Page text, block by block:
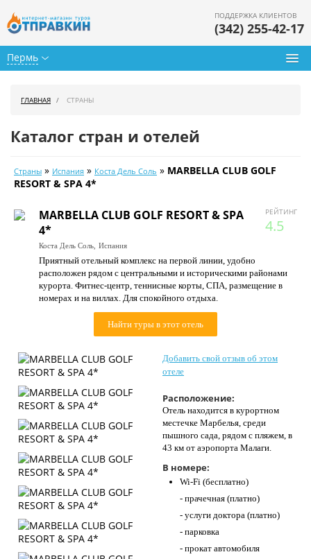
Пермь
ПОДДЕРЖКА КЛИЕНТОВ
(342) 255-42-17
Календарь туров
Цены дня
Страны
Как купить
О нас
ГЛАВНАЯ СТРАНЫ
Каталог стран и отелей
Страны » Испания » Коста Дель Соль » MARBELLA CLUB GOLF
RESORT & SPA 4*
РЕЙТИНГ
4.5
MARBELLA CLUB GOLF RESORT & SPA
4*
Коста Дель Соль, Испания
Приятный отельный комплекс на первой линии, удобно
расположен рядом с центральными и историческими районами
курорта. Фитнес-центр, теннисные корты, СПА, размещение в
номерах и на виллах. Для спокойного отдыха.
Найти туры в этот отель
Добавить свой отзыв об этом
отеле
Расположение:
Отель находится в курортном
местечке Марбелья, среди
пышного сада, рядом с пляжем, в
43 км от аэропорта Малаги.
В номере:
Wi-Fi (бесплатно)
- прачечная (платно)
- услуги доктора (платно)
- парковка
- прокат автомобиля